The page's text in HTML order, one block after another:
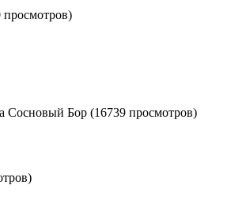
просмотров)
Сосновый Бор (16739 просмотров)